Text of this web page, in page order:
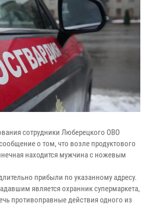
сотрудники Люберецкого ОВО
о том, что возле продуктового
находится мужчина с ножевым
прибыли по указанному адресу.
является охранник супермаркета,
противоправные действия одного из